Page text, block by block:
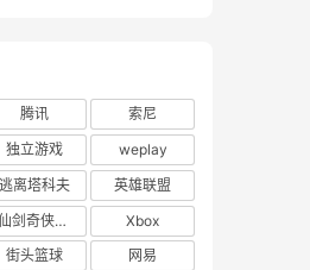
腾讯
索尼
独立游戏
weplay
逃离塔科夫
英雄联盟
仙剑奇侠传四
Xbox
街头篮球
网易